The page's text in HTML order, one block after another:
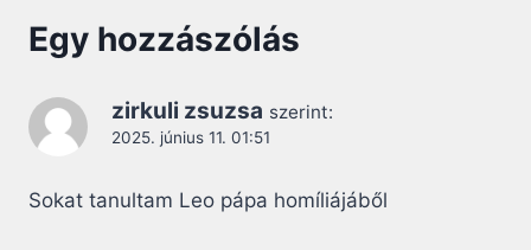
Egy hozzászólás
zirkuli zsuzsa szerint:
2025. június 11. 01:51
Sokat tanultam Leo pápa homíliájáből